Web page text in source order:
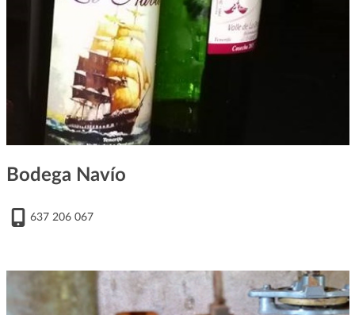
Bodega Navío
637 206 067